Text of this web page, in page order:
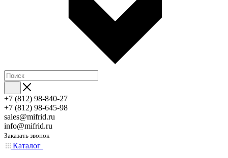
+7 (812) 98-840-27
+7 (812) 98-645-98
sales@mifrid.ru
info@mifrid.ru
Заказать звонок
Каталог